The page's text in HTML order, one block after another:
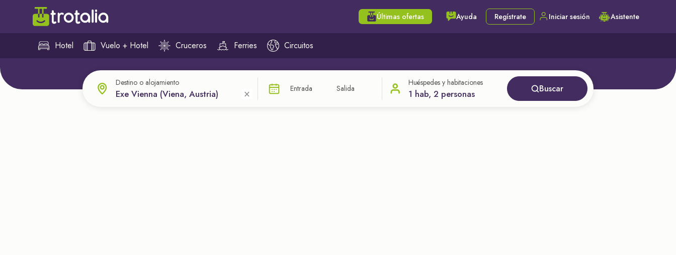
Últimas ofertas Ayuda Regístrate Iniciar sesión Asistente
Hotel Vuelo + Hotel Cruceros Ferries Circuitos
Destino o alojamiento
× Entrada Salida
Huéspedes y habitaciones
1 hab, 2 personas Buscar